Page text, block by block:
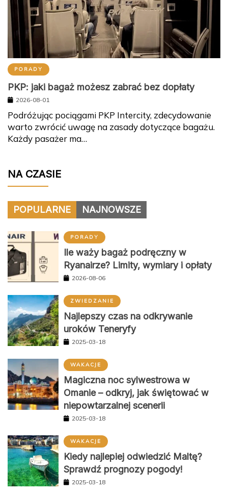
PORADY
PKP: jaki bagaż możesz zabrać bez dopłaty
2026-08-01
Podróżując pociągami PKP Intercity, zdecydowanie
warto zwrócić uwagę na zasady dotyczące bagażu.
Każdy pasażer ma…
NA CZASIE
POPULARNE NAJNOWSZE
PORADY
Ile waży bagaż podręczny w
Ryanairze? Limity, wymiary i opłaty
2026-08-06
ZWIEDZANIE
Najlepszy czas na odkrywanie
uroków Teneryfy
2025-03-18
WAKACJE
Magiczna noc sylwestrowa w
Omanie – odkryj, jak świętować w
niepowtarzalnej scenerii
2025-03-18
WAKACJE
Kiedy najlepiej odwiedzić Maltę?
Sprawdź prognozy pogody!
2025-03-18